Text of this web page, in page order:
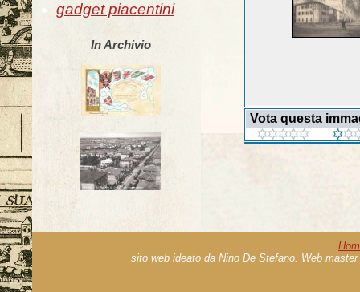
gadget piacentini
In Archivio
Vota questa
sito web ideato da Nino De Stefano. Web